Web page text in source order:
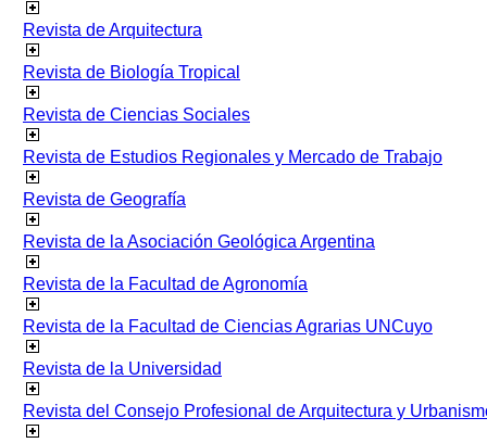
Revista de Arquitectura
Revista de Biología Tropical
Revista de Ciencias Sociales
Revista de Estudios Regionales y Mercado de Trabajo
Revista de Geografía
Revista de la Asociación Geológica Argentina
Revista de la Facultad de Agronomía
Revista de la Facultad de Ciencias Agrarias UNCuyo
Revista de la Universidad
Revista del Consejo Profesional de Arquitectura y